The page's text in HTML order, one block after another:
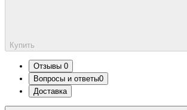
Купить
Отзывы 0
Вопросы и ответы0
Доставка